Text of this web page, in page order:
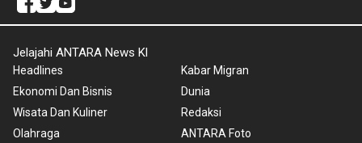
Jelajahi ANTARA News Kl
Headlines
Ekonomi Dan Bisnis
Wisata Dan Kuliner
Olahraga
Kabar Migran
Dunia
Redaksi
ANTARA Foto